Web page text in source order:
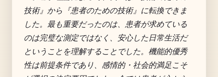
技術』から『患者のための技術』に転換できま
した。最も重要だったのは、患者が求めている
のは完璧な測定ではなく、安心した日常生活だ
ということを理解することでした。機能的優秀
性は前提条件であり、感情的・社会的満足こそ